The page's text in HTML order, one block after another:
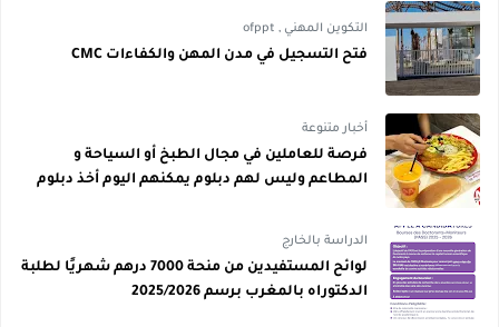
التكوين المهني ,
ofppt
فتح التسجيل في مدن المهن والكفاءات CMC
أخبار متنوعة
فرصة للعاملين في مجال الطبخ أو السياحة و
المطاعم وليس لهم دبلوم يمكنهم اليوم أخذ دبلوم
الدراسة بالخارج
لوائح المستفيدين من منحة 7000 درهم شهريًا لطلبة
الدكتوراه بالمغرب برسم 2025/2026